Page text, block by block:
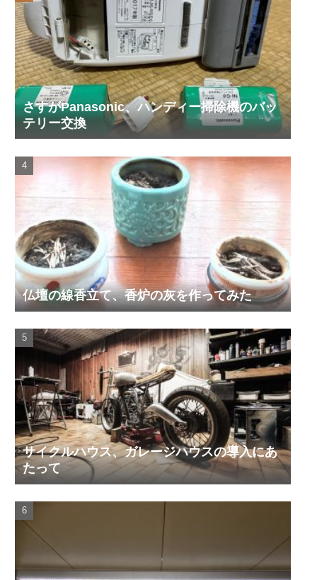
さすがPanasonic、ハンディー掃除機のバッ
テリー交換
仏壇の線香立て、香炉の灰を作ってみた
サイクルハウス、ガレージハウスの導入にあ
たって